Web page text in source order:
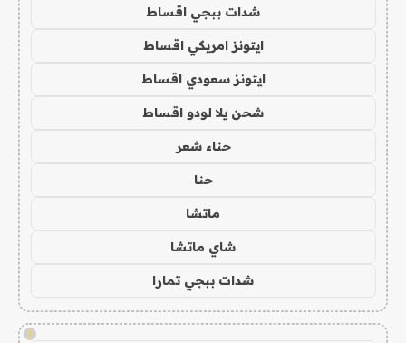
شدات ببجي اقساط
ايتونز امريكي اقساط
ايتونز سعودي اقساط
شحن يلا لودو اقساط
حناء شعر
حنا
ماتشا
شاي ماتشا
شدات ببجي تمارا
!